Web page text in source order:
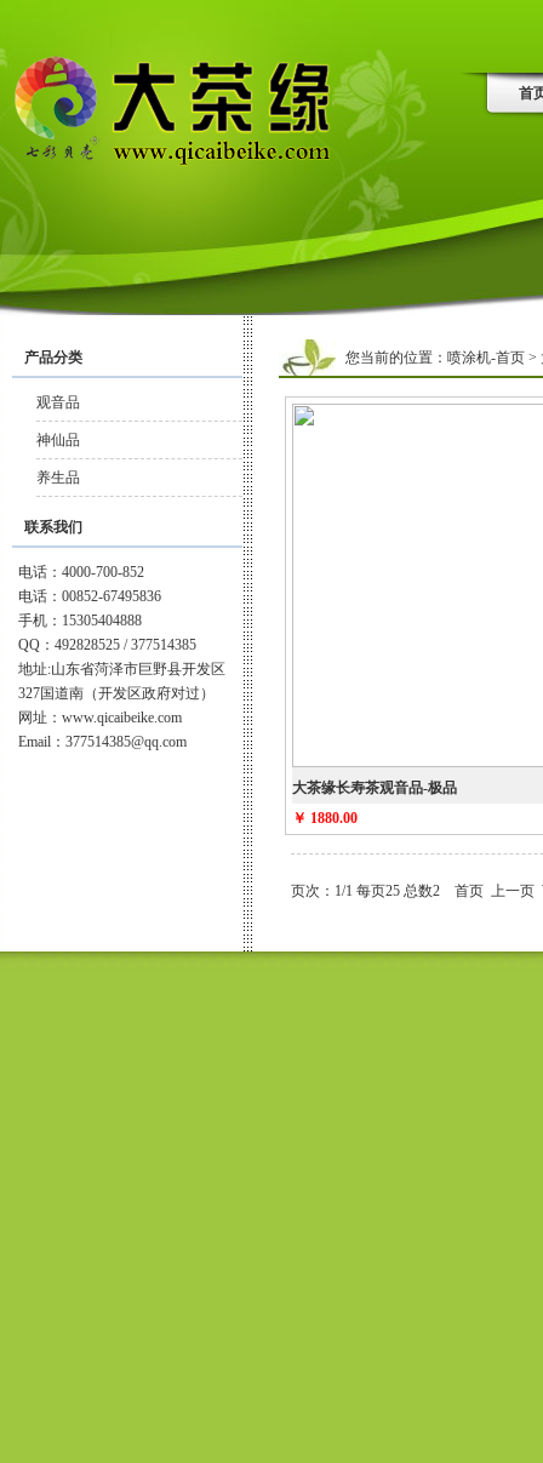
首
产品分类
观音品
神仙品
养生品
联系我们
电话：4000-700-852
电话：00852-67495836
手机：15305404888
QQ：492828525 / 377514385
地址:山东省菏泽市巨野县开发区
327国道南（开发区政府对过）
网址：www.qicaibeike.com
Email：377514385@qq.com
您当前的位置： 喷涂机-首页 >
大茶缘长寿茶观音品-极品
￥ 1880.00
页次：1/1 每页25 总数2 首页 上一